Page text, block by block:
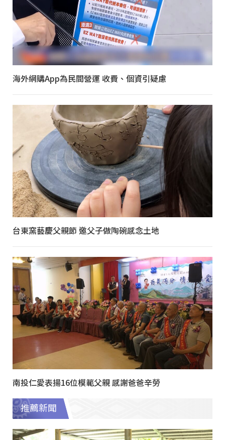
海外網購App為民間營運 收費、個資引疑慮
台東窯藝慶父親節 邀父子做陶碗感念土地
南投仁愛表揚16位模範父親 感謝爸爸辛勞
推薦新聞